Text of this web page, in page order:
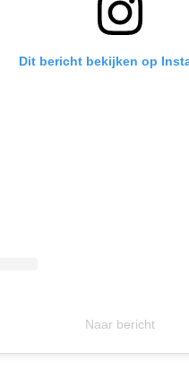
Dit bericht bekijken op
Naar bericht